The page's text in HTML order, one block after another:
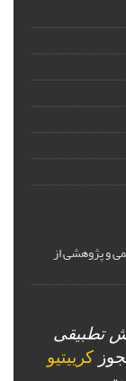
و پژوهشی از
تطبیقی
کرییتیو